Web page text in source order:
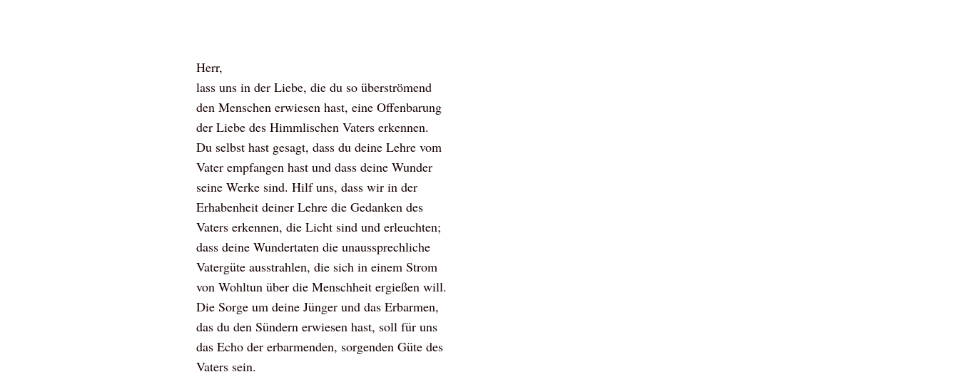
Herr,
lass uns in der Liebe, die du so überströmend
den Menschen erwiesen hast, eine Offenbarung
der Liebe des Himmlischen Vaters erkennen.
Du selbst hast gesagt, dass du deine Lehre vom
Vater empfangen hast und dass deine Wunder
seine Werke sind. Hilf uns, dass wir in der
Erhabenheit deiner Lehre die Gedanken des
Vaters erkennen, die Licht sind und erleuchten;
dass deine Wundertaten die unaussprechliche
Vatergüte ausstrahlen, die sich in einem Strom
von Wohltun über die Menschheit ergießen will.
Die Sorge um deine Jünger und das Erbarmen,
das du den Sündern erwiesen hast, soll für uns
das Echo der erbarmenden, sorgenden Güte des
Vaters sein.